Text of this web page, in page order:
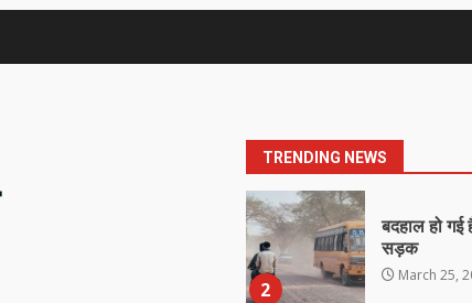
TRENDING NEWS
7
1
March 25,
2
बदहाल हो गई
सड़क
March 25,